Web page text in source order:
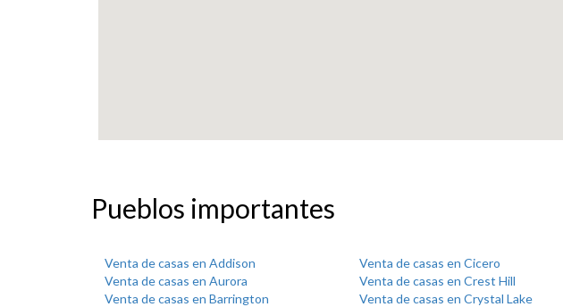
Pueblos importantes
Venta de casas en Addison
Venta de casas en Aurora
Venta de casas en Barrington
Venta de casas en Cicero
Venta de casas en Crest Hill
Venta de casas en Crystal Lake